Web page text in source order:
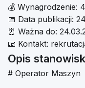
💰 Wynagrodzenie:
📅 Data publikacji:
⏰ Ważna do:
📧 Kontakt:
Opis
# Operator Maszyn